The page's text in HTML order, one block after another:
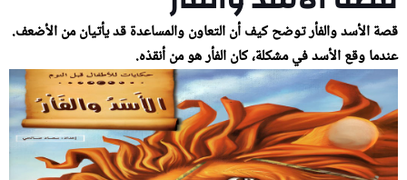
قصة الأسد والفأر توضح كيف أن التعاون والمساعدة قد يأتيان من الأضعف.
عندما وقع الأسد في مشكلة، كان الفأر هو من أنقذه.